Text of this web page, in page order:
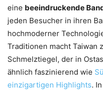
eine beeindruckende
jeden Besucher in ihren
hochmoderner
Traditionen macht Taiwan
Schmelztiegel, der in
ähnlich faszinierend wie
einzigartigen Highlights.